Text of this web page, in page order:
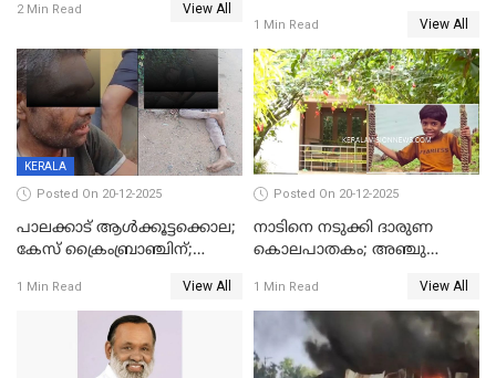
ഊർജ്ജിതമാക്കിമാക്കി
2 Min Read View All
മുഖ്യാതിഥിയായി
മോഹൻലാൽ
1 Min Read View All
KERALA
Posted On 20-12-2025
പാലക്കാട് ആൾക്കൂട്ടക്കൊല;
കേസ് ക്രൈംബ്രാഞ്ചിന്;
അന്വേഷിക്കും
1 Min Read View All
Posted On 20-12-2025
നാടിനെ നടുക്കി ദാരുണ
കൊലപാതകം; അഞ്ചു
കഴുത്തുഞെരിച്ച് കൊന്നു
1 Min Read View All